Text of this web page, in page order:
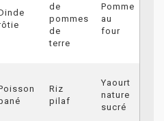
de
pommes
de
terre
Pomme
au
four
Riz
pilaf
Yaourt
nature
sucré